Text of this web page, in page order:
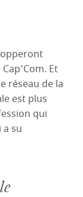
Et
réseau de la
est plus
qui
su